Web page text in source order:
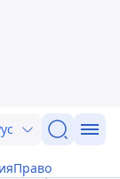
Право